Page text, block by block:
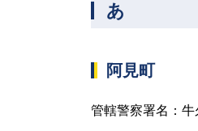
あ
阿見町
管轄警察署名：